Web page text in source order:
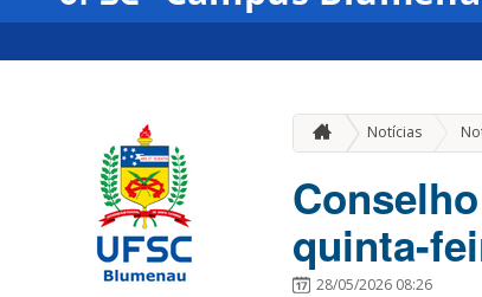
Notícias
quinta-
28/05/2026 08:26